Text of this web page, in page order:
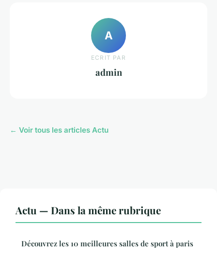
A
ECRIT PAR
admin
← Voir tous les articles Actu
Actu — Dans la même rubrique
Découvrez les 10 meilleures salles de sport à paris